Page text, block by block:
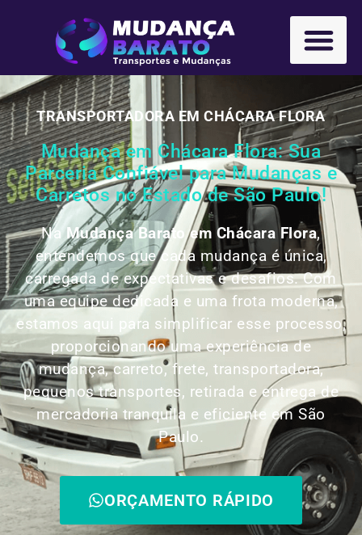
TRANSPORTADORA EM CHÁCARA FLORA
Mudança em Chácara Flora: Sua
Parceria Confiável para Mudanças e
Carretos no Estado de São Paulo!
NaMudança Barato em Chácara Flora,
entendemos que cada mudança é única,
carregada de expectativas e desafios. Com
uma equipe dedicada e uma frota moderna,
estamos aqui para simplificar esse processo,
proporcionando uma experiência de
mudança, carreto, frete, transportadora,
pequenos transportes, retirada e entrega de
mercadoria tranquila e eficiente em São
Paulo.
ORÇAMENTO RÁPIDO